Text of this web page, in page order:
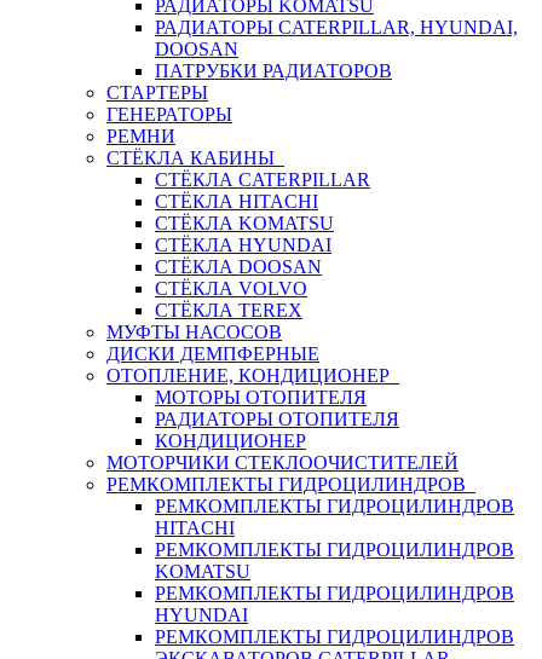
РАДИАТОРЫ KOMATSU
РАДИАТОРЫ CATERPILLAR, HYUNDAI,
DOOSAN
ПАТРУБКИ РАДИАТОРОВ
СТАРТЕРЫ
ГЕНЕРАТОРЫ
РЕМНИ
СТЁКЛА КАБИНЫ
СТЁКЛА CATERPILLAR
СТЁКЛА HITACHI
СТЁКЛА KOMATSU
СТЁКЛА HYUNDAI
СТЁКЛА DOOSAN
СТЁКЛА VOLVO
СТЁКЛА TEREX
МУФТЫ НАСОСОВ
ДИСКИ ДЕМПФЕРНЫЕ
ОТОПЛЕНИЕ, КОНДИЦИОНЕР
МОТОРЫ ОТОПИТЕЛЯ
РАДИАТОРЫ ОТОПИТЕЛЯ
КОНДИЦИОНЕР
МОТОРЧИКИ СТЕКЛООЧИСТИТЕЛЕЙ
РЕМКОМПЛЕКТЫ ГИДРОЦИЛИНДРОВ
РЕМКОМПЛЕКТЫ ГИДРОЦИЛИНДРОВ
HITACHI
РЕМКОМПЛЕКТЫ ГИДРОЦИЛИНДРОВ
KOMATSU
РЕМКОМПЛЕКТЫ ГИДРОЦИЛИНДРОВ
HYUNDAI
РЕМКОМПЛЕКТЫ ГИДРОЦИЛИНДРОВ